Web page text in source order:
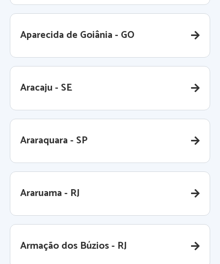
Aparecida de Goiânia - GO
Aracaju - SE
Araraquara - SP
Araruama - RJ
Armação dos Búzios - RJ